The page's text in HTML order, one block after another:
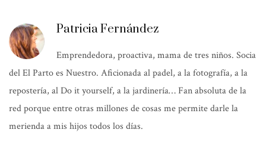
Patricia Fernández
Emprendedora, proactiva, mama de tres niños. Socia
del El Parto es Nuestro. Aficionada al padel, a la fotografía, a la
repostería, al Do it yourself, a la jardinería… Fan absoluta de la
red porque entre otras millones de cosas me permite darle la
merienda a mis hijos todos los días.